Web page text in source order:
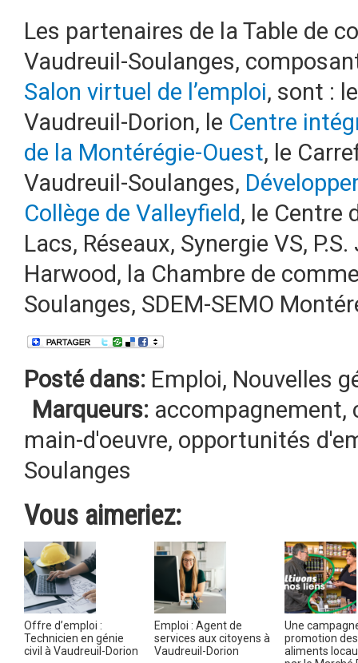
Les partenaires de la Table de
Vaudreuil-Soulanges,
Salon virtuel de l’emploi, sont :
Vaudreuil-Dorion, le Centre
de la Montérégie-Ouest, le
Vaudreuil-Soulanges,
Collège de Valleyfield, le Centre
Lacs, Réseaux, Synergie VS,
Harwood, la Chambre de
Soulanges, SDEM-SEMO
Posté dans: Emploi, Nouvelles
Marqueurs: accompagnement,
main-d'oeuvre, opportunités
Soulanges
Vous aimeriez:
Offre d’emploi :
Technicien en génie
civil à Vaudreuil-Dorion
Emploi : Agent de
services aux citoyens à
Vaudreuil-Dorion
Une
promotion des
aliments